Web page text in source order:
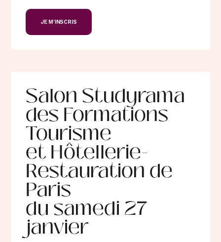
International
JE M'INSCRIS
Salon Studyrama
des Formations
Tourisme
et Hôtellerie-
Restauration de
Paris
du samedi 27
janvier